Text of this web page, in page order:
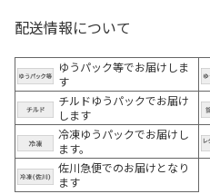
配送情報について
ゆうパック等でお届けしま
す
チルドゆうパックでお届け
します
冷凍ゆうパックでお届けし
ます。
佐川急便でのお届けとなり
ます